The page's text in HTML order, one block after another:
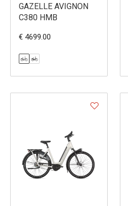
GAZELLE AVIGNON
C380 HMB
€ 4699.00